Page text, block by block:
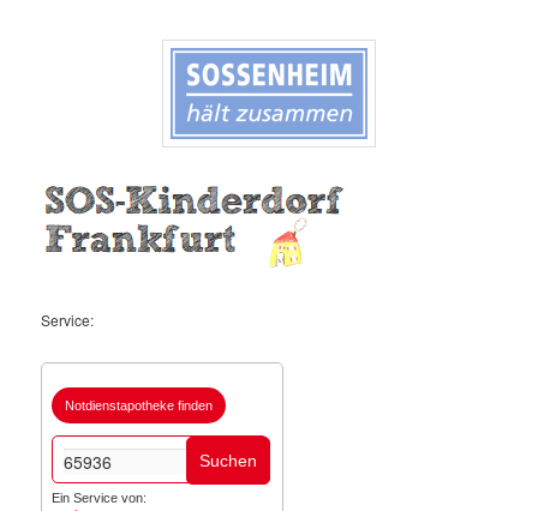
Service:
Notdienstapotheke finden
Suchen
Ein Service von: